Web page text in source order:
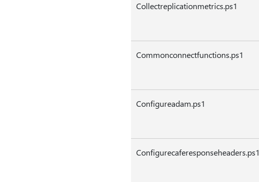
Collectreplicationmetrics.ps1
Commonconnectfunctions.ps1
Configureadam.ps1
Configurecaferesponseheaders.ps1